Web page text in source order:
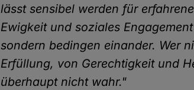
lässt sensibel werden für
Ewigkeit und soziales
sondern bedingen einander. Wer
Erfüllung, von Gerechtigkeit und
überhaupt nicht wahr."